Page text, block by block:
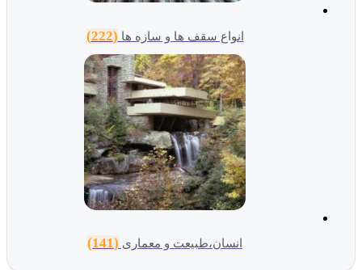
انواع سقف ها و سازه ها (222)
انسان،طبیعت و معماری (141)